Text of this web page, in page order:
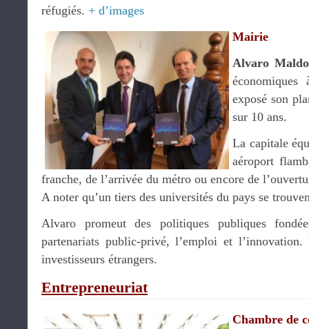
réfugiés. + d’images
Mairie
Alvaro
exposé son
sur 10 ans.
La capitale
aéroport
franche, de l’arrivée du métro ou encore de
A noter qu’un tiers des universités du pays se
Alvaro promeut des politiques publiques
partenariats public-privé, l’emploi et
investisseurs étrangers.
Entrepreneuriat
Chambre de